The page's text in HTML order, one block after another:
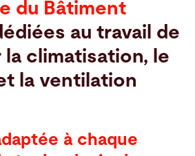
du Bâtiment
au travail de
la climatisation, le
la ventilation
à chaque